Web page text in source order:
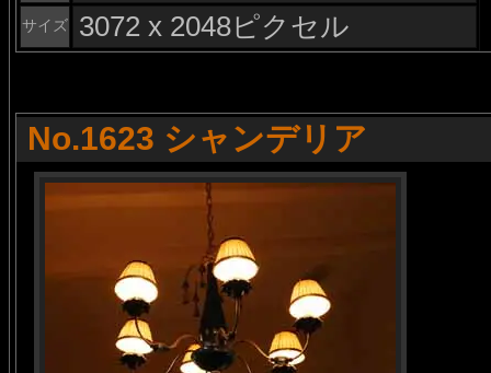
サイズ 3072 x 2048ピクセル
No.1623 シャンデリア